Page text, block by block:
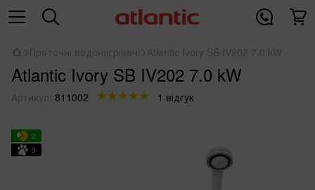
Проточні водонагрівачі Atlantic Ivory SB IV202 7.0 kW
Atlantic Ivory SB IV202 7.0 kW
Артикул: 811002 1 відгук
2
3